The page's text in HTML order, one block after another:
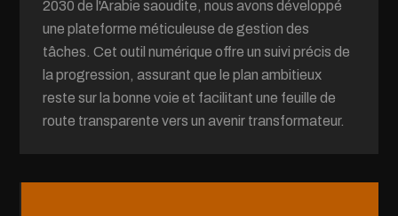
2030 de l'Arabie saoudite, nous avons développé
une plateforme méticuleuse de gestion des
tâches. Cet outil numérique offre un suivi précis de
la progression, assurant que le plan ambitieux
reste sur la bonne voie et facilitant une feuille de
route transparente vers un avenir transformateur.